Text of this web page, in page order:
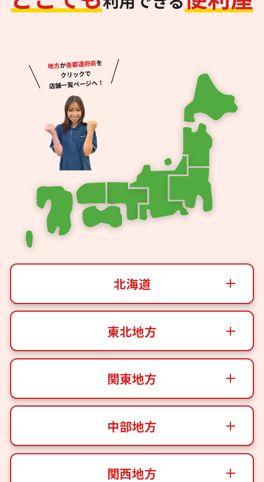
北海道
東北地方
関東地方
中部地方
関西地方